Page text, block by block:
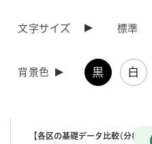
文字サイズ 標準
背景色 黒 白
さいたま市統計書は、本市の自然
しようとするものです。
【統計書（一括ダウンロード）】
【各区の基礎データ比較(分析ツ